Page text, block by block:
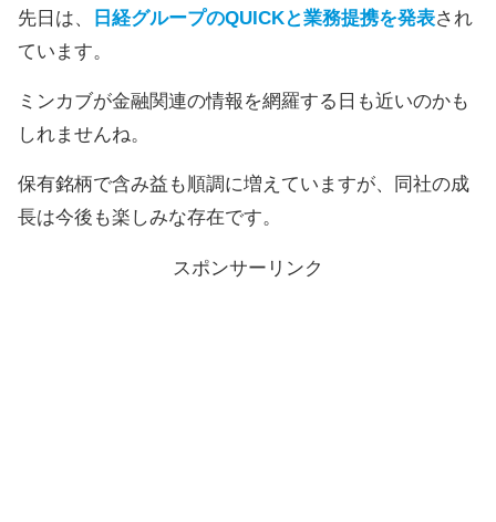
先日は、 日経グループのQUICKと業務提携を発表され
ています。
ミンカブが金融関連の情報を網羅する日も近いのかも
しれませんね。
保有銘柄で含み益も順調に増えていますが、同社の成
長は今後も楽しみな存在です。
スポンサーリンク